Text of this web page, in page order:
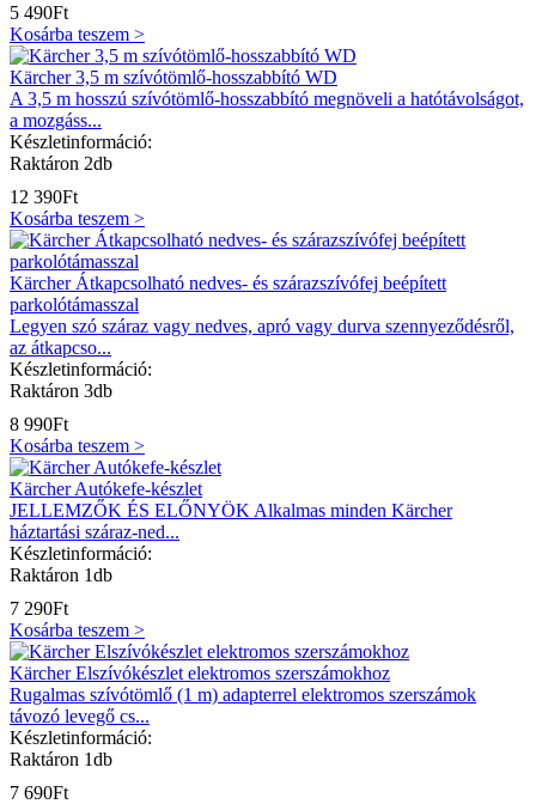
5 490Ft
Kosárba teszem >
Kärcher 3,5 m szívótömlő-hosszabbító WD
A 3,5 m hosszú szívótömlő-hosszabbító megnöveli a hatótávolságot,
a mozgáss...
Készletinformáció:
Raktáron 2db
12 390Ft
Kosárba teszem >
Kärcher Átkapcsolható nedves- és szárazszívófej beépített
parkolótámasszal
Legyen szó száraz vagy nedves, apró vagy durva szennyeződésről,
az átkapcso...
Készletinformáció:
Raktáron 3db
8 990Ft
Kosárba teszem >
Kärcher Autókefe-készlet
JELLEMZŐK ÉS ELŐNYÖK Alkalmas minden Kärcher
háztartási száraz-ned...
Készletinformáció:
Raktáron 1db
7 290Ft
Kosárba teszem >
Kärcher Elszívókészlet elektromos szerszámokhoz
Rugalmas szívótömlő (1 m) adapterrel elektromos szerszámok
távozó levegő cs...
Készletinformáció:
Raktáron 1db
7 690Ft